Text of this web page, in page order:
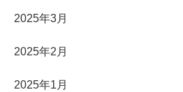
2025年3月
2025年2月
2025年1月